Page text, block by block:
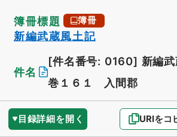
簿冊標題 簿冊
新編武蔵風土記
件名
[件名番号: 0160] 新編
巻１６１ 入間郡
目録詳細を開く URIをコ